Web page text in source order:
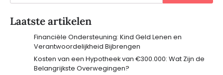
Laatste artikelen
Financiële Ondersteuning: Kind Geld Lenen en
Verantwoordelijkheid Bijbrengen
Kosten van een Hypotheek van €300.000: Wat Zijn de
Belangrijkste Overwegingen?